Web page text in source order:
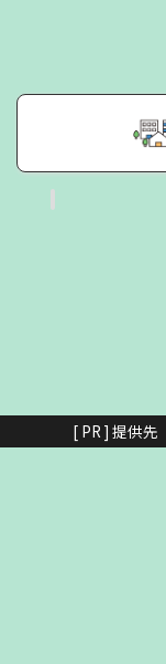
[ PR ] 提供